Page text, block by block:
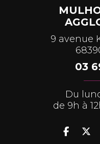
9 avenue
03
Du
de 9h à